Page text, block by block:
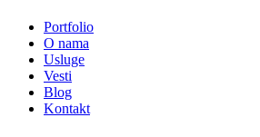
Portfolio
O nama
Usluge
Vesti
Blog
Kontakt